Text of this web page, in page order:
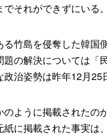
それができずにい
竹島を侵奪した韓国
の解決については
治姿勢は昨年12月
ように掲載されたの
に掲載された事実